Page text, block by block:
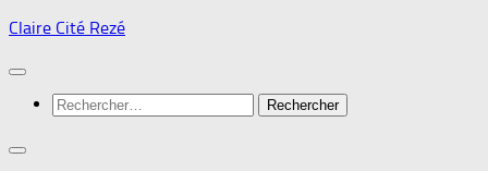
Skip
content
Claire Cité Rezé
Rechercher :